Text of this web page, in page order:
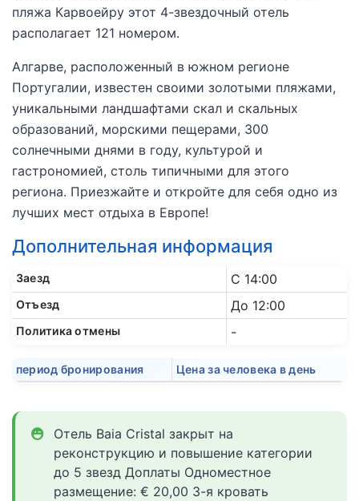
пляжа Карвоейру этот 4-звездочный отель
располагает 121 номером.
Алгарве, расположенный в южном регионе
Португалии, известен своими золотыми пляжами,
уникальными ландшафтами скал и скальных
образований, морскими пещерами, 300
солнечными днями в году, культурой и
гастрономией, столь типичными для этого
региона. Приезжайте и откройте для себя одно из
лучших мест отдыха в Европе!
Дополнительная информация
Заезд С 14:00
Отъезд До 12:00
Политика отмены -
период бронирования Цена за человека в день
Отель Baia Cristal закрыт на
реконструкцию и повышение категории
до 5 звезд Доплаты Одноместное
размещение: € 20,00 3-я кровать